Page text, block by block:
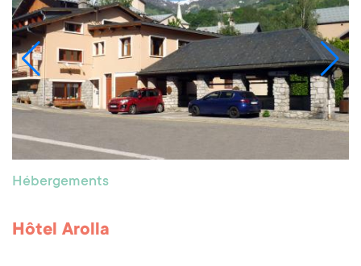
Hébergements
Hôtel Arolla